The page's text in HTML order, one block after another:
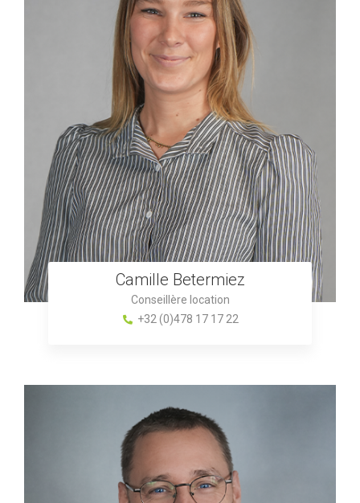
Camille Betermiez
Conseillère location
+32 (0)478 17 17 22